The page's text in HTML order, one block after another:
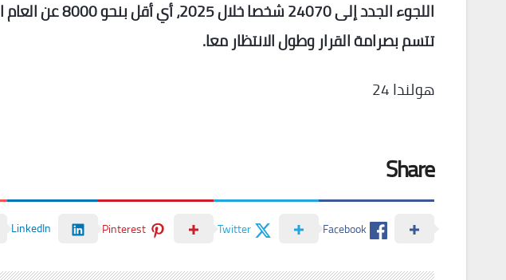
اللجوء الجدد إلى
تتسم بصرامة القرار وطول الانتظار معا.
هولندا 24
Share
Facebook
Twitter
Pinterest
LinkedIn